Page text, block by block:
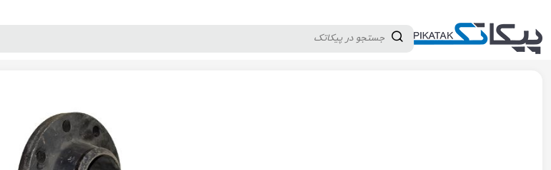
پیکاتک / لوله و اتصالات / فلنج فلنج جوشی فلنج گلوجوشی فولادی سایز "4 کلاس 150